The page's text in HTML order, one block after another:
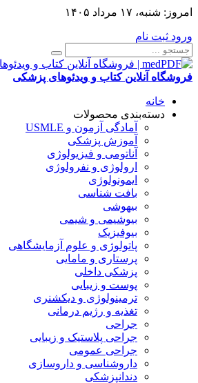
امروز: شنبه، ۱۷ مرداد ۱۴۰۵
ورود ثبت نام
فروشگاه آنلاین کتاب و ویدئوهای پزشکی
خانه
دسته‌بندی محصولات
آمادگی آزمون و USMLE
آموزش پزشکی
آناتومی و فیزیولوژی
ارولوژی و نفرولوژی
ایمونولوژی
بافت شناسی
بیهوشی
بیوشیمی و شیمی
بیوفیزیک
پاتولوژی و علوم آزمایشگاهی
پرستاری و مامایی
پزشکی داخلی
پوست و زیبایی
ترمینولوژی و دیکشنری
تغذیه و رژیم درمانی
جراحی
جراحی پلاستیک و زیبایی
جراحی عمومی
داروشناسی و داروسازی
دندانپزشکی